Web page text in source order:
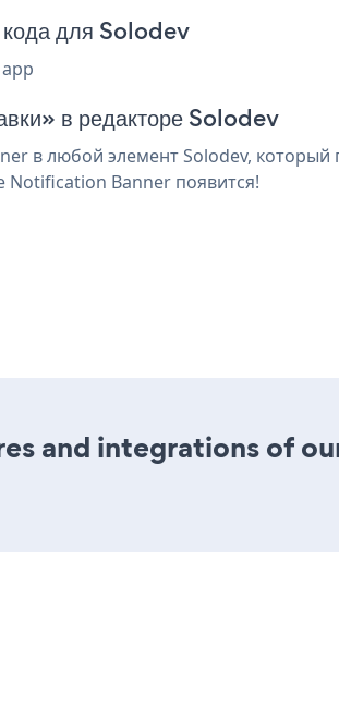
для Solodev
в редакторе Solodev
в любой элемент Solodev,
Banner появится!
and integrations of